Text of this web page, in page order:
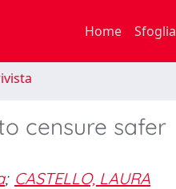
Home Sfoglia
censure safer
; CASTELLO, LAURA